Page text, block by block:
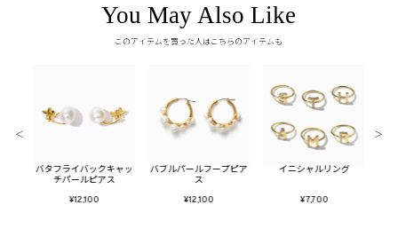
You May Also Like
このアイテムを買った人はこちらのアイテムも
バタフライバックキャッ
チパールピアス
¥12,100
バブルパールフープピア
ス
¥12,100
イニシャルリング
¥7,700
＜ ＞